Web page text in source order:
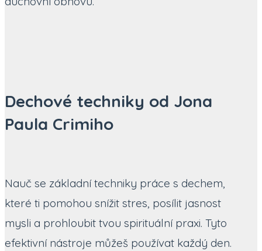
Dechové techniky od Jona
Paula Crimiho
Nauč se základní techniky práce s dechem,
které ti pomohou snížit stres, posílit jasnost
mysli a prohloubit tvou spirituální praxi. Tyto
efektivní nástroje můžeš používat každý den.